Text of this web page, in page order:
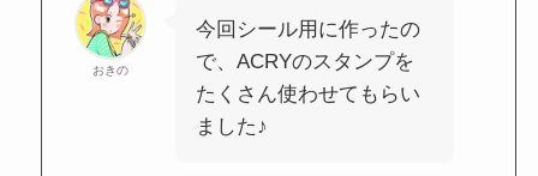
おきの
今回シール用に作ったの
で、ACRYのスタンプを
たくさん使わせてもらい
ました♪